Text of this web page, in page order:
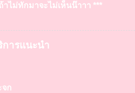
ไม่ทักมาจะไม่เห็นน๊าาา ***
การแนะนำ
จก